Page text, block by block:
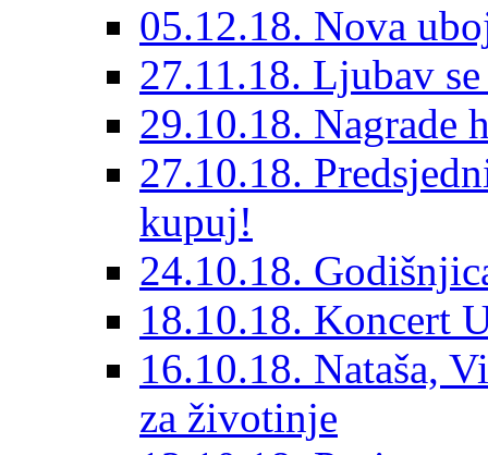
05.12.18. Nova
27.11.18. Ljubav
29.10.18. Nagrade
27.10.18.
kupuj!
24.10.18.
18.10.18. Koncert
16.10.18. Nataša,
za životinje